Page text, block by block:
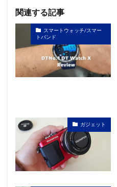
関連する記事
スマートウォッチ/スマー
トバンド
ガジェット